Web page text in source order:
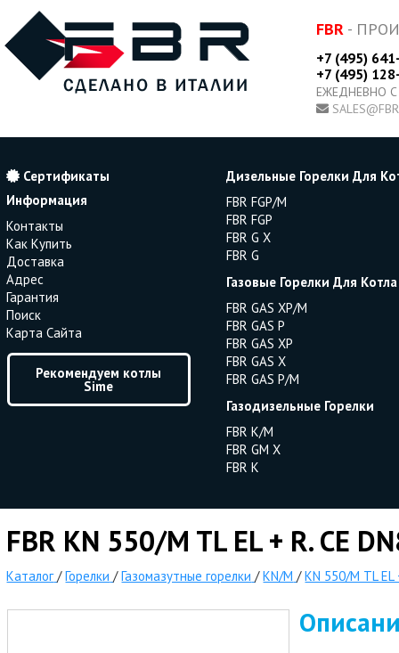
FBR -
+7 (495)
+7 (495)
ЕЖЕДНЕВНО
Сертификаты
Информация
Контакты
Как Купить
Доставка
Адрес
Гарантия
Поиск
Карта Сайта
Рекомендуем котлы
Sime
Дизельные Горелки Для
FBR FGP/M
FBR FGP
FBR G X
FBR G
Газовые Горелки Для Котла
FBR GAS XP/M
FBR GAS P
FBR GAS XP
FBR GAS X
FBR GAS P/M
Газодизельные Горелки
FBR K/M
FBR GM X
FBR K
FBR KN 550/M TL EL + R. CE
Каталог /Горелки /Газомазутные горелки /KN/M /KN 550/M TL EL